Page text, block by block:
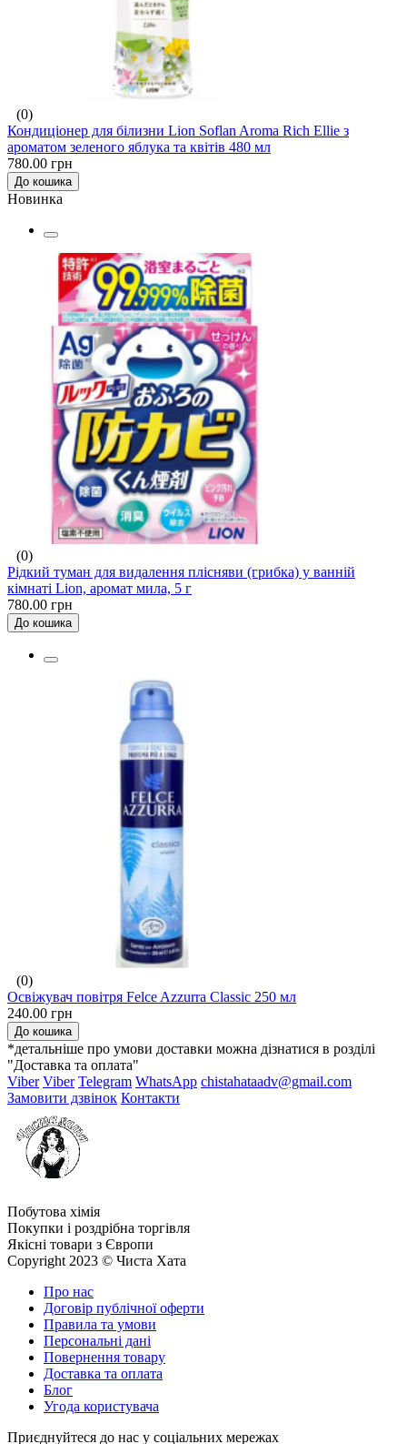
(0)
Кондиціонер для білизни Lion Soflan Aroma Rich Ellie з
ароматом зеленого яблука та квітів 480 мл
780.00 грн
До кошика
Новинка
(0)
Рідкий туман для видалення плісняви (грибка) у ванній
кімнаті Lion, аромат мила, 5 г
780.00 грн
До кошика
(0)
Освіжувач повітря Felce Azzurra Classic 250 мл
240.00 грн
До кошика
*детальніше про умови доставки можна дізнатися в розділі
"Доставка та оплата"
Viber Viber Telegram WhatsApp chistahataadv@gmail.com
Замовити дзвінок Контакти
Побутова хімія
Покупки і роздрібна торгівля
Якісні товари з Європи
Copyright 2023 © Чиста Хата
Про нас
Договір публічної оферти
Правила та умови
Персональні дані
Повернення товару
Доставка та оплата
Блог
Угода користувача
Приєднуйтеся до нас у соціальних мережах